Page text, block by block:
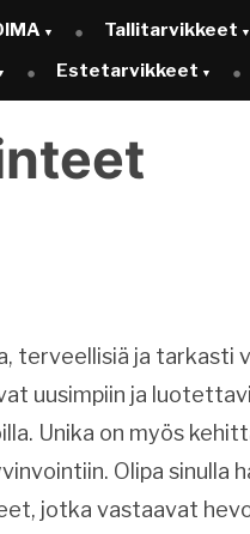
Tallitarvikkeet
Estetarvikkeet
terveellisiä ja tarkasti
uusimpiin ja
Unika on myös
Olipa sinulla
jotka vastaavat